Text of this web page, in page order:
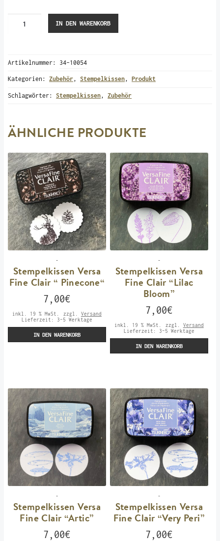
“Bali
Blue”
IN DEN WARENKORB
Artikelnummer: 34-10054
Kategorien:Zubehör,Stempelkissen,Produkt
Schlagwörter:Stempelkissen,Zubehör
ÄHNLICHE PRODUKTE
-
Stempelkissen Versa
Fine Clair “ Pinecone“
7,00€
inkl. 19 % MwSt. zzgl. Versand
Lieferzeit: 3-5 Werktage
IN DEN WARENKORB
-
Stempelkissen Versa
Fine Clair “Lilac
Bloom”
7,00€
inkl. 19 % MwSt. zzgl. Versand
Lieferzeit:
3-5 Werktage
IN DEN WARENKORB
-
Stempelkissen Versa
Fine Clair “Artic”
7,00€
-
Stempelkissen Versa
Fine Clair “Very Peri”
7,00€